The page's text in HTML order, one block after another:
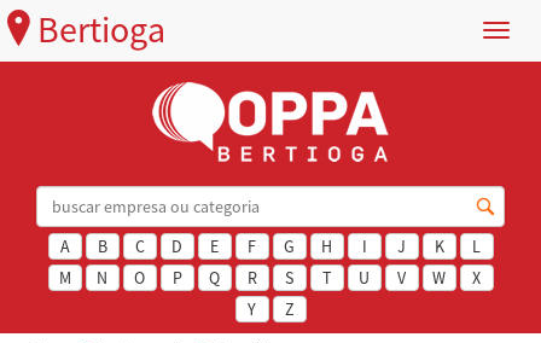
Menu
Bertioga
A B C D E F G H I J K
L
M
N O P Q R S T U V W
X
Y
Z